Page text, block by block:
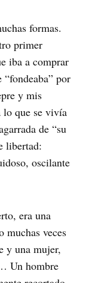
formas.
primer
iba a comprar
por
y mis
lo que se vivía
de “su
libertad:
oscilante
era una
muchas veces
y una mujer,
Un hombre